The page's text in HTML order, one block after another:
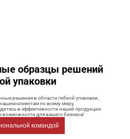
образцы решений
упаковки
решения в области гибкой упаковки,
клиентам по всему миру,
в эффективности нашей продукции
возможности для вашего бизнеса!
командой